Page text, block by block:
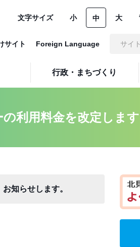
行政・まちづくり
文字サイズ 小 中 大
サイト Foreign Language
利用料金を改定します
知らせします。